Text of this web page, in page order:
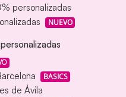
personalizadas
NUEVO
BASICS
de Ávila